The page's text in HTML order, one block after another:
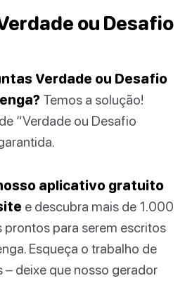
ou Desafio
Verdade ou Desafio
Temos a solução!
“Verdade ou Desafio
aplicativo gratuito
e descubra mais de 1.000
para serem escritos
Esqueça o trabalho de
– deixe que nosso gerador